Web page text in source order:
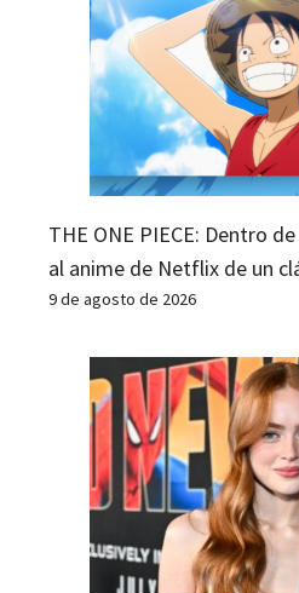
THE ONE PIECE: Dentro
al anime de Netflix de un
9 de agosto de 2026